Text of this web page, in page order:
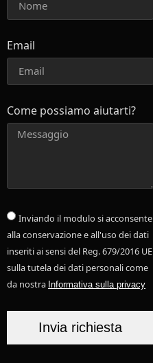
Email
Come possiamo aiutarti?
Inviando il modulo si acconsente
alla conservazione e all'uso dei dati
inseriti ai sensi del Reg. 679/2016 UE
sulla tutela dei dati personali come
da nostra Informativa sulla privacy
Invia richiesta